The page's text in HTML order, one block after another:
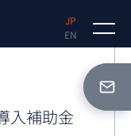
EN
JP
入補助金